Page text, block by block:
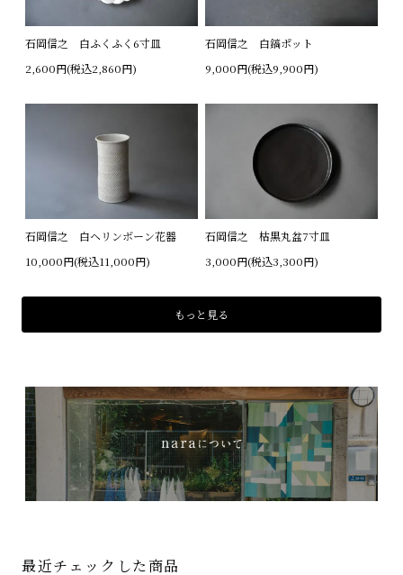
石岡信之 白ふくふく6寸皿
2,600円(税込2,860円)
石岡信之 白鎬ポット
9,000円(税込9,900円)
石岡信之 白ヘリンボーン花器
10,000円(税込11,000円)
石岡信之 枯黒丸盆7寸皿
3,000円(税込3,300円)
もっと見る
最近チェックした商品